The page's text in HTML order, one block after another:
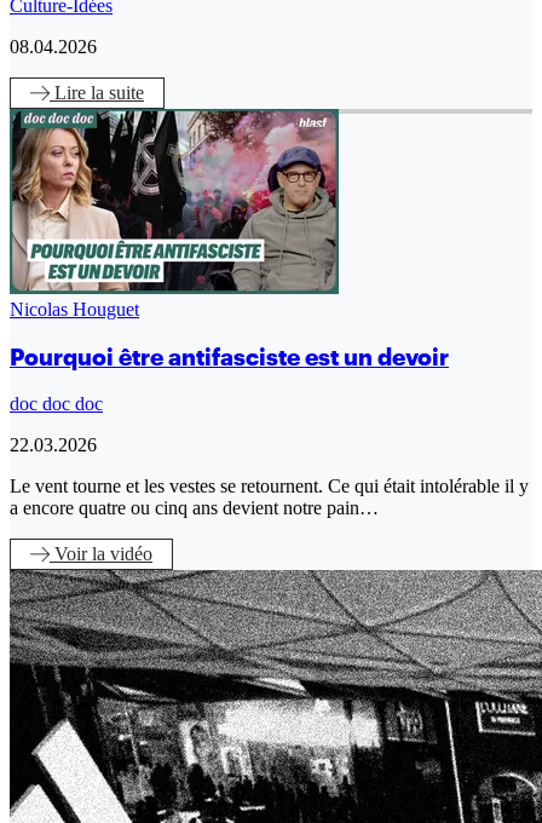
Culture-Idées
08.04.2026
Lire la suite
Nicolas Houguet
Pourquoi être antifasciste est un devoir
doc doc doc
22.03.2026
Le vent tourne et les vestes se retournent. Ce qui était intolérable il y
a encore quatre ou cinq ans devient notre pain…
Voirla vidéo